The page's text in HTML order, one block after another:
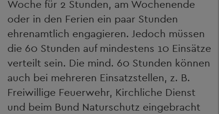
Woche für 2 Stunden, am Wochenende
oder in den Ferien ein paar Stunden
ehrenamtlich engagieren. Jedoch müssen
die 60 Stunden auf mindestens 10 Einsätze
verteilt sein. Die mind. 60 Stunden können
auch bei mehreren Einsatzstellen, z. B.
Freiwillige Feuerwehr, Kirchliche Dienst
und beim Bund Naturschutz eingebracht